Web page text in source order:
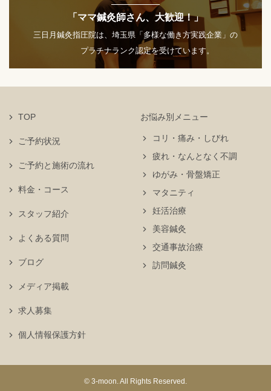
「ママ鍼灸師さん、大歓迎！」
三日月鍼灸指圧院は、埼玉県「多様な働き方実践企業」の
プラチナランク認定を受けています。
TOP
ご予約状況
お悩み別メニュー
コリ・痛み・しびれ
疲れ・なんとなく不調
ゆがみ・骨盤矯正
マタニティ
妊活治療
美容鍼灸
交通事故治療
訪問鍼灸
ご予約と施術の流れ
料金・コース
スタッフ紹介
よくある質問
ブログ
メディア掲載
求人募集
個人情報保護方針
© 3-moon. All Rights Reserved.